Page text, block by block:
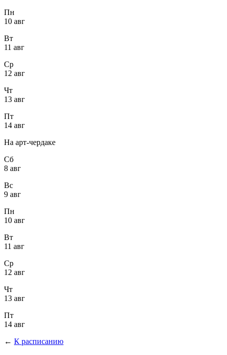
Пн
10 авг
Вт
11 авг
Ср
12 авг
Чт
13 авг
Пт
14 авг
На арт-чердаке
Сб
8 авг
Вс
9 авг
Пн
10 авг
Вт
11 авг
Ср
12 авг
Чт
13 авг
Пт
14 авг
← К расписанию